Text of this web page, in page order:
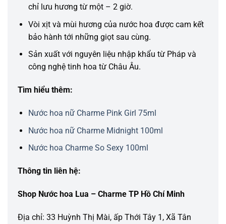
chỉ lưu hương từ một – 2 giờ.
Vòi xịt và mùi hương của nước hoa được cam kết
bảo hành tới những giọt sau cùng.
Sản xuất với nguyên liệu nhập khẩu từ Pháp và
công nghệ tinh hoa từ Châu Âu.
Tìm hiểu thêm:
Nước hoa nữ Charme Pink Girl 75ml
Nước hoa nữ Charme Midnight 100ml
Nước hoa Charme So Sexy 100ml
Thông tin liên hệ:
Shop Nước hoa Lua – Charme TP Hồ Chí Minh
Địa chỉ: 33 Huỳnh Thị Mài, ấp Thới Tây 1, Xã Tân